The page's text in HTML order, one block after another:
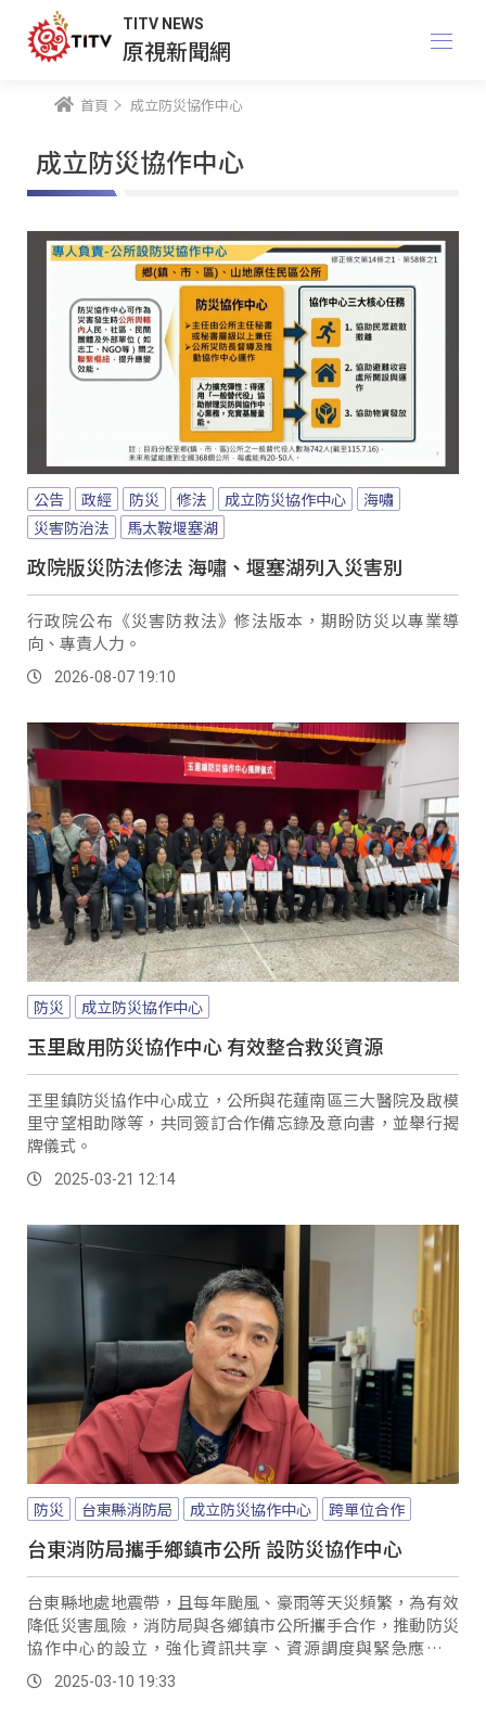
TITV NEWS
原視新聞網
首頁 成立防災協作中心
成立防災協作中心
公告 政經 防災 修法 成立防災協作中心
海嘯
災害防治法
馬太鞍堰塞湖
政院版災防法修法 海嘯、堰塞湖列入災害別
行政院公布《災害防救法》修法版本，期盼防災以專業導
向、專責人力。
2026-08-07 19:10
防災 成立防災協作中心
玉里啟用防災協作中心 有效整合救災資源
玊里鎮防災協作中心成立，公所與花蓮南區三大醫院及啟模
里守望相助隊等，共同簽訂合作備忘錄及意向書，並舉行揭
牌儀式。
2025-03-21 12:14
防災 台東縣消防局 成立防災協作中心 跨單位合作
台東消防局攜手鄉鎮市公所 設防災協作中心
台東縣地處地震帶，且每年颱風、豪雨等天災頻繁，為有效
降低災害風險，消防局與各鄉鎮市公所攜手合作，推動防災
協作中心的設立，強化資訊共享、資源調度與緊急應變能
力。2025-03-10 19:33